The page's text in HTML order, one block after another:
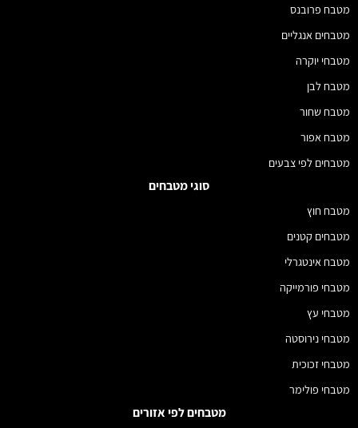
מטבח פרובנס
מטבחים אנגליים
מטבחי יוקרה
מטבח לבן
מטבח שחור
מטבח אפור
מטבחים לפי צבעים
סוגי מטבחים
מטבח חוץ
מטבחים קטנים
מטבח אינטגרלי
מטבחי פורמייקה
מטבחי עץ
מטבחי נירוסטה
מטבחי זכוכית
מטבחי פולימר
מטבחים לפי אזורים